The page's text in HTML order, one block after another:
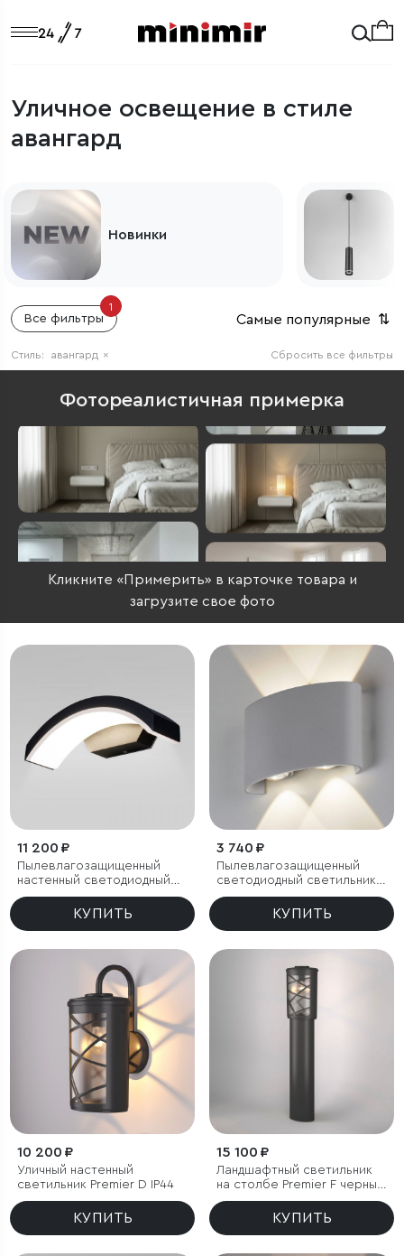
Уличное освещение в стиле
авангард
Новинки
Все фильтры
1
Самые популярные ⇅
Сбросить все фильтры
Стиль: авангард ×
Фотореалистичная примерка
Кликните «Примерить» в карточке товара и
загрузите свое фото
11 200 ₽
Пылевлагозащищенный
настенный светодиодный
светильник Asteria D IP54
КУПИТЬ
3 740 ₽
Пылевлагозащищенный
светодиодный светильник
Twinky Double серый IP54
КУПИТЬ
10 200 ₽
Уличный настенный
светильник Premier D IP44
КУПИТЬ
15 100 ₽
Ландшафтный светильник
на столбе Premier F черный
IP44
КУПИТЬ